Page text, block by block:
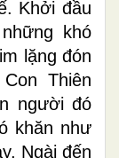
Khởi đầu
khó
lặng đón
Thiên
người đó
khăn như
Ngài đến